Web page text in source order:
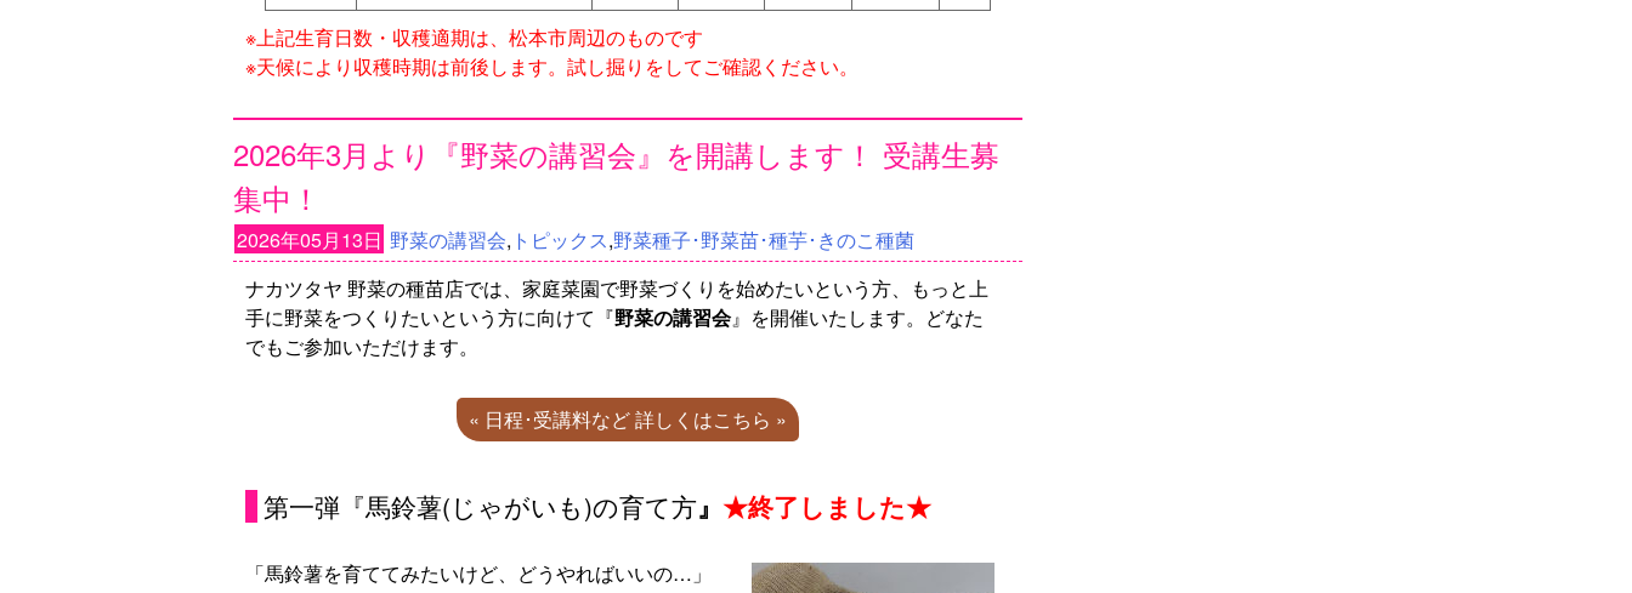
※上記生育日数・収穫適期は、松本市周辺のものです
※天候により収穫時期は前後します。試し掘りをしてご確認ください。
2026年3月より『野菜の講習会』を開講します！ 受講生募
集中！
2026年05月13日 野菜の講習会, トピックス,野菜種子･野菜苗･種芋･きのこ種菌
ナカツタヤ 野菜の種苗店では、家庭菜園で野菜づくりを始めたいという方、もっと上
手に野菜をつくりたいという方に向けて『野菜の講習会』を開催いたします。どなた
でもご参加いただけます。
« 日程･受講料など 詳しくはこちら »
第一弾『馬鈴薯(じゃがいも)の育て方』 ★終了しました★
「馬鈴薯を育ててみたいけど、どうやればいいの…」